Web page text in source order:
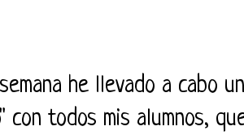
he llevado a cabo
" con todos mis alumnos,